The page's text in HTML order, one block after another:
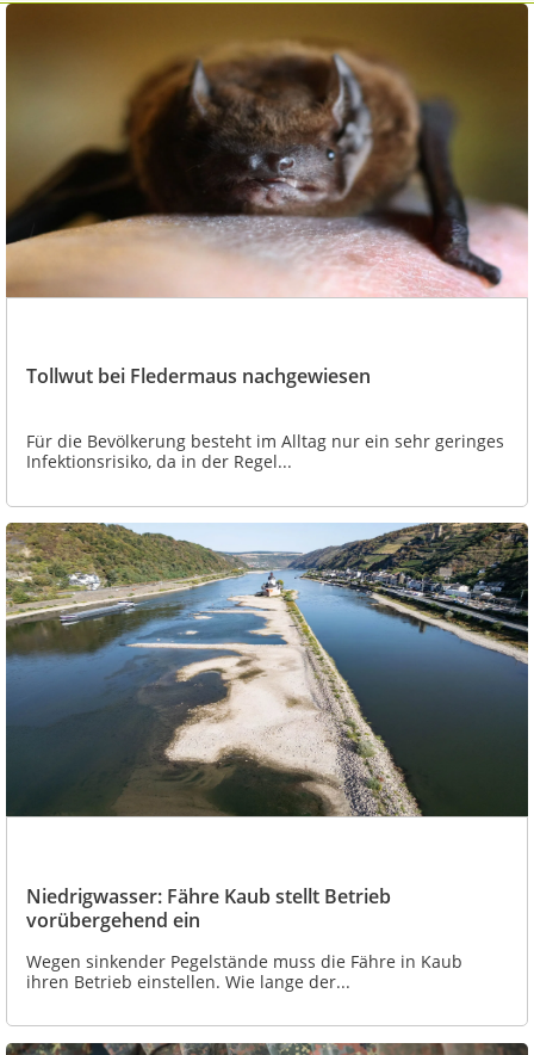
Tollwut bei Fledermaus nachgewiesen
Für die Bevölkerung besteht im Alltag nur ein sehr geringes
Infektionsrisiko, da in der Regel...
Niedrigwasser: Fähre Kaub stellt Betrieb
vorübergehend ein
Wegen sinkender Pegelstände muss die Fähre in Kaub
ihren Betrieb einstellen. Wie lange der...